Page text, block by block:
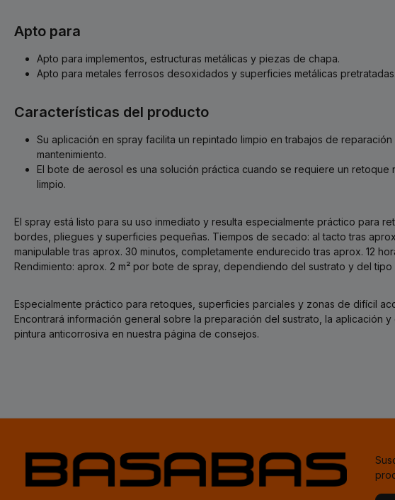
Apto para
Apto para implementos, estructuras metálicas y piezas de chapa.
Apto para metales ferrosos desoxidados y superficies metálicas pretratadas.
Características del producto
Su aplicación en spray facilita un repintado limpio en trabajos de reparación
mantenimiento.
El bote de aerosol es una solución práctica cuando se requiere un retoque
limpio.
El spray está listo para su uso inmediato y resulta especialmente práctico para
bordes, pliegues y superficies pequeñas. Tiempos de secado: al tacto tras aprox.
manipulable tras aprox. 30 minutos, completamente endurecido tras aprox. 12
Rendimiento: aprox. 2 m² por bote de spray, dependiendo del sustrato y del tipo
Especialmente práctico para retoques, superficies parciales y zonas de difícil
Encontrará información general sobre la preparación del sustrato, la aplicación y
pintura anticorrosiva en nuestra página de consejos.